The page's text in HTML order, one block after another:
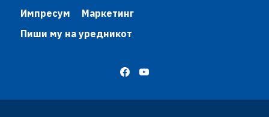
Импресум
Маркетинг
Пиши му на уредникот